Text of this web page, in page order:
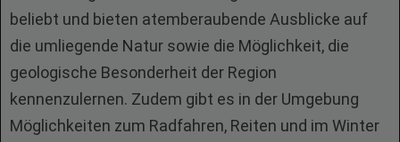
beliebt und bieten atemberaubende Ausblicke auf
die umliegende Natur sowie die Möglichkeit, die
geologische Besonderheit der Region
kennenzulernen. Zudem gibt es in der Umgebung
Möglichkeiten zum Radfahren, Reiten und im Winter